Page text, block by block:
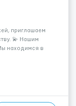
приглашаем
💫 Нашим
находимся в
работы. Поток 💝